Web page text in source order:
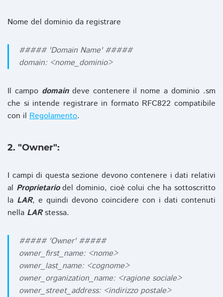
Nome del dominio da registrare
##### 'Domain Name' #####
domain: <nome_dominio>
Il campo domaindeve contenere il nome a dominio .sm
che si intende registrare in formato RFC822 compatibile
con il Regolamento.
2. "Owner":
I campi di questa sezione devono contenere i dati relativi
al Proprietariodel dominio, cioè colui che ha sottoscritto
la LAR, e quindi devono coincidere con i dati contenuti
nella LARstessa.
##### 'Owner' #####
owner_first_name: <nome>
owner_last_name: <cognome>
owner_organization_name: <ragione sociale>
owner_street_address: <indirizzo postale>